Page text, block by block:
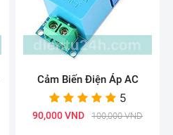
Cảm Biến Điện Áp AC
5
90,000 VND 100,000 VND